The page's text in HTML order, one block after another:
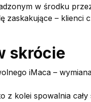
w środku
– klienci
skrócie
iMaca –
z kolei spowalnia cały